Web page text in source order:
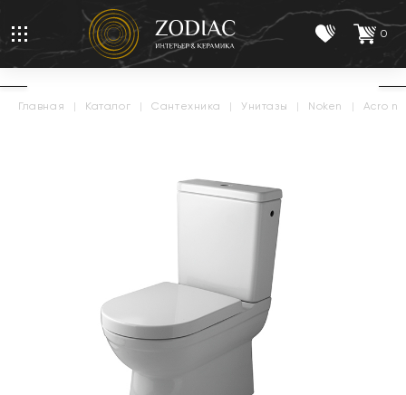
0
главная | каталог | сантехника | унитазы | noken | acro n